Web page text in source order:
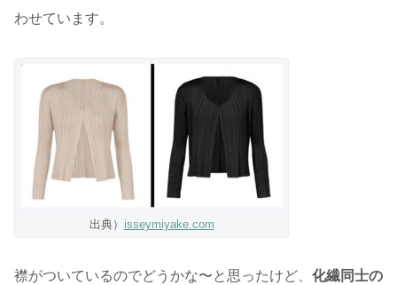
わせています。
出典） isseymiyake.com
襟がついているのでどうかな〜と思ったけど、 化繊同士の